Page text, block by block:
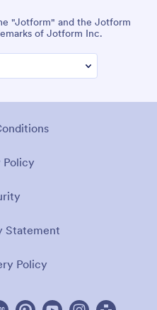
"Jotform" and the Jotform
of Jotform Inc.
Policy
Statement
Policy